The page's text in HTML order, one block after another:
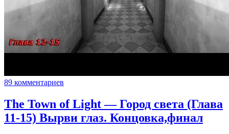
89 комментариев
The Town of Light — Город света (Глава
11-15) Вырви глаз. Концовка,финал